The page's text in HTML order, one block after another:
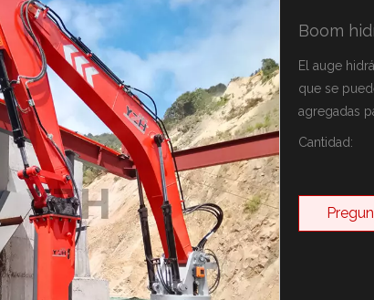
Martillo hidráulico de marca YZH
Martillo Hidráulico Marca Rammer
Sistema de barreras personalizadas
Boom
El auge
que se
agregadas
Cantidad: